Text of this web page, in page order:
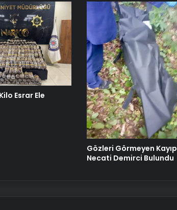
Esrar Ele
Gözleri Görmeyen Kayıp
Necati Demirci Bulundu